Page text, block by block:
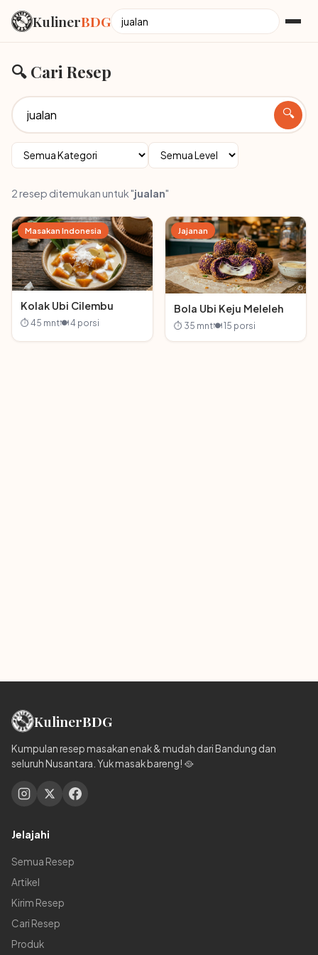
KulinerBDG
🔍 Cari Resep
🔍
2 resep ditemukan untuk "jualan"
Masakan Indonesia
Kolak Ubi Cilembu
⏱ 45 mnt🍽 4 porsi
Jajanan
Bola Ubi Keju Meleleh
⏱ 35 mnt🍽 15 porsi
KulinerBDG
Kumpulan resep masakan enak & mudah dari Bandung dan
seluruh Nusantara. Yuk masak bareng! 🥘
Jelajahi
Semua Resep
Artikel
Kirim Resep
Cari Resep
Produk